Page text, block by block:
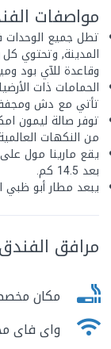
مواصفات
تطل جميع الوحدات
المدينة, وتحتوي
وقاعدة للآي بود
الحمامات ذات
تأتي مع دش
توفر صالة ليمون
من النكهات
بعد 14.5 كم.
يبعد مطار أبو ظبي الدولي 30 دقيقة
مرافق الفندق
مكان
واى فاى